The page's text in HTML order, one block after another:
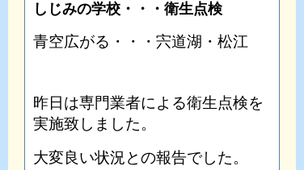
しじみの学校・・・衛生点検
青空広がる・・・宍道湖・松江
昨日は専門業者による衛生点検を
実施致しました。
大変良い状況との報告でした。